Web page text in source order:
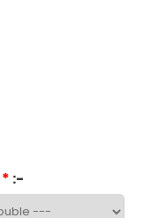
* :-